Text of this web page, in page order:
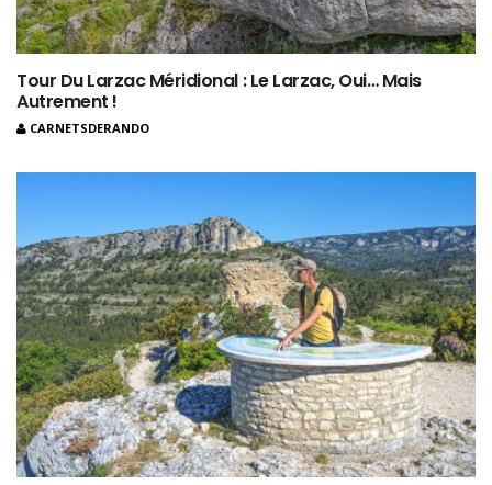
Tour Du Larzac Méridional : Le Larzac, Oui… Mais
Autrement !
CARNETSDERANDO